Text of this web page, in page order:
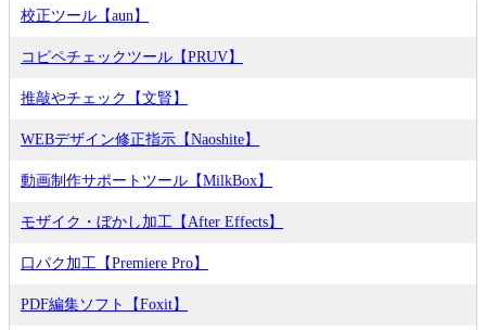
校正ツール【aun】
コピペチェックツール【PRUV】
推敲やチェック【文賢】
WEBデザイン修正指示【Naoshite】
動画制作サポートツール【MilkBox】
モザイク・ぼかし加工【After Effects】
口パク加工【Premiere Pro】
PDF編集ソフト【Foxit】